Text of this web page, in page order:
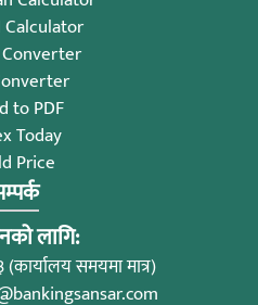
Calculator
to PDF
Today
Price
लागि:
समयमा मात्र)